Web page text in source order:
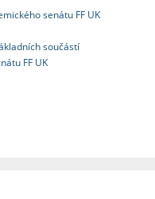
senátu FF UK
součástí
FF UK